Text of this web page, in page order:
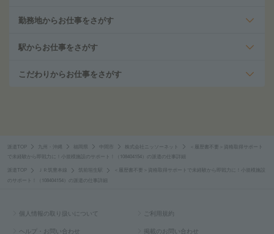
勤務地からお仕事をさがす
駅からお仕事をさがす
こだわりからお仕事をさがす
派遣TOP 九州・沖縄 福岡県 中間市 株式会社ニッソーネット
＜履歴書不要＞資格取得サポート
で未経験から即戦力に！小規模施設のサポート！（108404154）の派遣の仕事詳細
派遣TOP ＪＲ筑豊本線 筑前垣生駅
＜履歴書不要＞資格取得サポートで未経験から即戦力に！小規模施設
のサポート！（108404154）の派遣の仕事詳細
個人情報の取り扱いについて ご利用規約
ヘルプ・お問い合わせ 掲載のお問い合わせ